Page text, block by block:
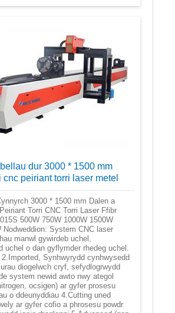
dur 3000 * 1500 mm
cnc peiriant torri laser metel
3000 * 1500 mm Dalen a
Torri CNC Torri Laser Ffibr
500W 750W 1000W 1500W
Nodweddion: System CNC laser
manwl gywirdeb uchel,
uchel o dan gyflymder rhedeg uchel.
2.Imported, Synhwyrydd cynhwysedd
diogelwch cryf, sefydlogrwydd
system newid awto nwy ategol
ocsigen) ar gyfer prosesu
o ddeunyddiau 4.Cutting uned
ar gyfer cofio a phrosesu powdr